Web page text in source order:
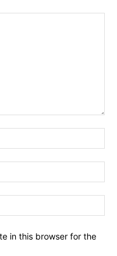
in this browser for the